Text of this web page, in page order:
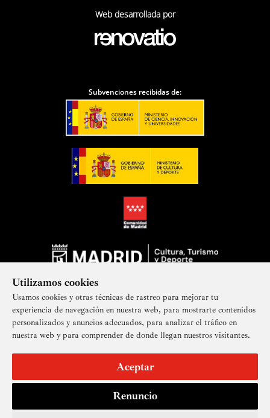
Utilizamos cookies
Usamos cookies y otras técnicas de rastreo para mejorar tu
experiencia de navegación en nuestra web, para mostrarte contenidos
personalizados y anuncios adecuados, para analizar el tráfico en
nuestra web y para comprender de donde llegan nuestros visitantes.
Aceptar
Renuncio
Web desarrollada por
Subvenciones recibidas de:
Suscríbete a nuestra newsletter
AccesibilidadDerechos de imagen
Política de privacidadContactoCookies